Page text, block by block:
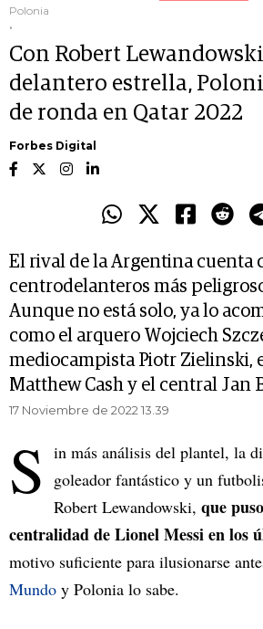
Polonia
.
Con Robert
delantero estrella,
de ronda en Qatar 2022
Forbes Digital
El rival de la Argentina cuenta
centrodelanteros más
Aunque no está solo, ya lo
como el arquero Wojciech
mediocampista Piotr Zielinski,
Matthew Cash y el central Jan
17 Noviembre de 2022 13.39
S in más análisis del plantel, la
goleador fantástico y un
Robert Lewandowski, que
centralidad de Lionel Messi en los
motivo suficiente para ilusionarse
Mundo y Polonia lo sabe.